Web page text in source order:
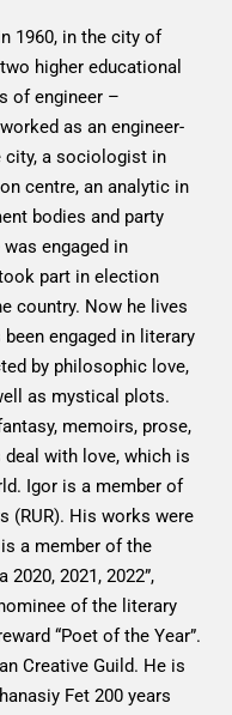
1960, in the city of
higher educational
of engineer –
as an engineer-
city, a sociologist in
centre, an analytic in
bodies and party
engaged in
part in election
country. Now he lives
engaged in literary
by philosophic love,
as mystical plots.
memoirs, prose,
with love, which is
Igor is a member of
(RUR). His works were
a member of the
2021, 2022”,
of the literary
“Poet of the Year”.
Creative Guild. He is
Fet 200 years